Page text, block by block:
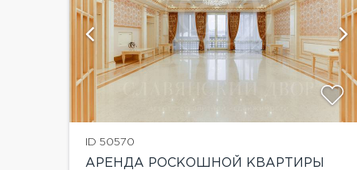
ID 50570
АРЕНДА РОСКОШНОЙ КВАРТИРЫ
показать ещё 25 фотографий